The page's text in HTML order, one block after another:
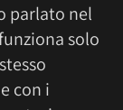
parlato nel
solo
con i